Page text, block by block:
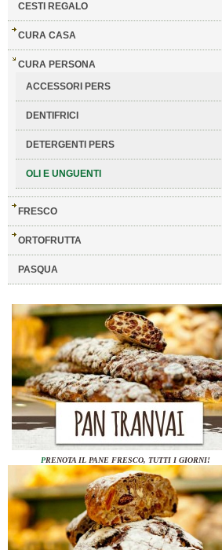
CESTI REGALO
CURA CASA
CURA PERSONA
ACCESSORI PERS
DENTIFRICI
DETERGENTI PERS
OLI E UNGUENTI
FRESCO
ORTOFRUTTA
PASQUA
PRENOTA IL PANE FRESCO, TUTTI I GIORNI!